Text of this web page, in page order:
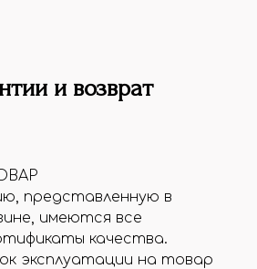
и возврат
представленную в
имеются все
качества.
эксплуатации на товар